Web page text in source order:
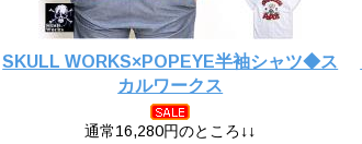
SKULL WORKS×POPEYE半袖シャツ◆ス
カルワークス
通常16,280円のところ↓↓